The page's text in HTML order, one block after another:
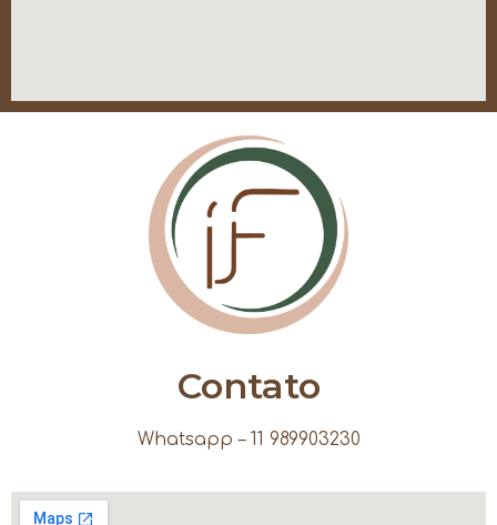
Contato
Whatsapp – 11 989903230